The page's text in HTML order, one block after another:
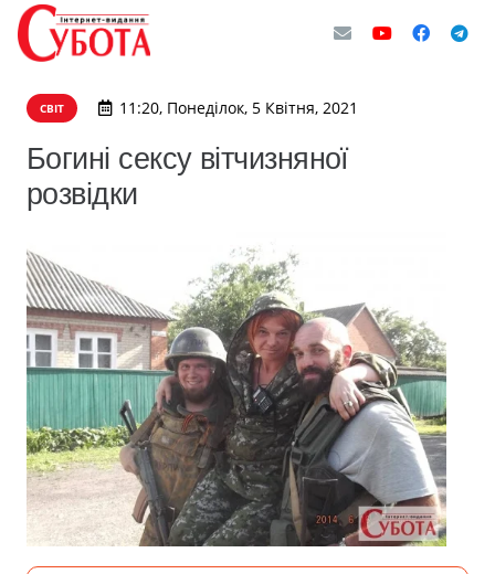
СВІТ 11:20, Понеділок, 5 Квітня, 2021
Богині сексу вітчизняної
розвідки